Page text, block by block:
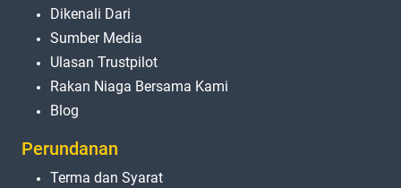
Dikenali Dari
Sumber Media
Ulasan Trustpilot
Rakan Niaga Bersama Kami
Blog
Perundanan
Terma dan Syarat